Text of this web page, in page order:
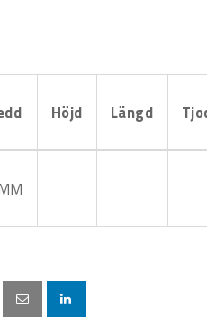
Höjd Längd